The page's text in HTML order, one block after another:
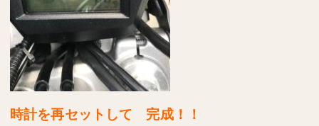
時計を再セットして 完成！！